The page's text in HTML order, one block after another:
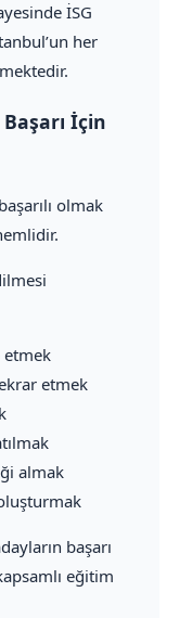
İSG
her
İçin
olmak
etmek
etmek
almak
başarı
eğitim